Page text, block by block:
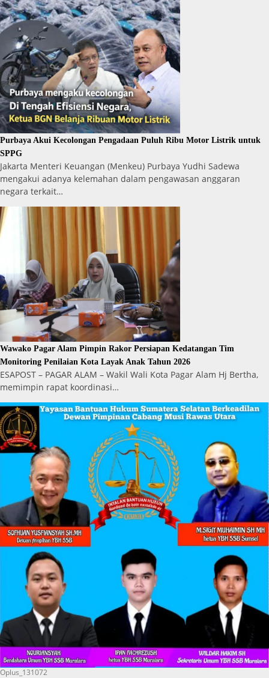
Purbaya Akui Kecolongan Pengadaan Puluh Ribu Motor Listrik untuk
SPPG
Jakarta Menteri Keuangan (Menkeu) Purbaya Yudhi Sadewa
mengakui adanya kelemahan dalam pengawasan anggaran
negara terkait…
Wawako Pagar Alam Pimpin Rakor Persiapan Kedatangan Tim
Monitoring Penilaian Kota Layak Anak Tahun 2026
ESAPOST – PAGAR ALAM – Wakil Wali Kota Pagar Alam Hj Bertha,
memimpin rapat koordinasi…
Oplus_131072